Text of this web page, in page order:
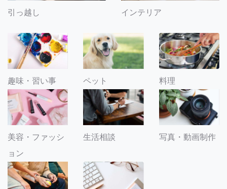
引っ越し インテリア
趣味・習い事 ペット 料理
美容・ファッシ
ョン
生活相談 写真・動画制作